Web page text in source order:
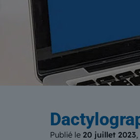
Publié le 20 juillet 2023